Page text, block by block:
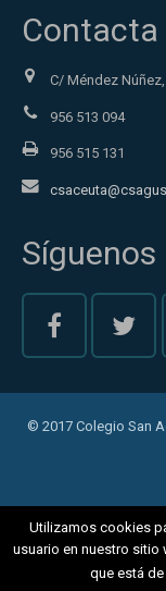
C/ Méndez
956 513 094
956 515 131
Síguenos
© 2017 Colegio San
Utilizamos cookies
usuario en nuestro sitio
que está